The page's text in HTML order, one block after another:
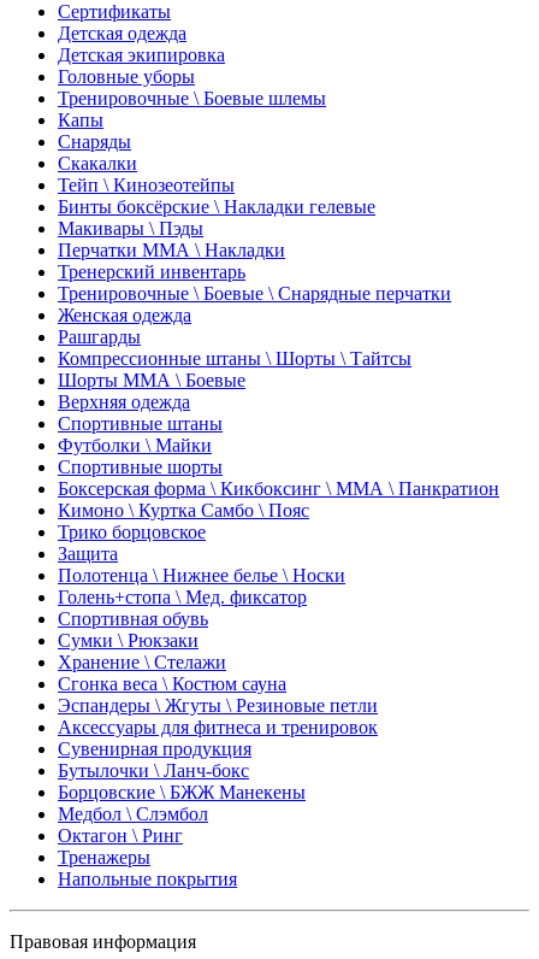
Сертификаты
Детская одежда
Детская экипировка
Головные уборы
Тренировочные \ Боевые шлемы
Капы
Снаряды
Скакалки
Тейп \ Кинозеотейпы
Бинты боксёрские \ Накладки гелевые
Макивары \ Пэды
Перчатки ММА \ Накладки
Тренерский инвентарь
Тренировочные \ Боевые \ Снарядные перчатки
Женская одежда
Рашгарды
Компрессионные штаны \ Шорты \ Тайтсы
Шорты ММА \ Боевые
Верхняя одежда
Спортивные штаны
Футболки \ Майки
Спортивные шорты
Боксерская форма \ Кикбоксинг \ ММА \ Панкратион
Кимоно \ Куртка Самбо \ Пояс
Трико борцовское
Защита
Полотенца \ Нижнее белье \ Носки
Голень+стопа \ Мед. фиксатор
Спортивная обувь
Сумки \ Рюкзаки
Хранение \ Стелажи
Сгонка веса \ Костюм сауна
Эспандеры \ Жгуты \ Резиновые петли
Аксессуары для фитнеса и тренировок
Сувенирная продукция
Бутылочки \ Ланч-бокс
Борцовские \ БЖЖ Манекены
Медбол \ Слэмбол
Октагон \ Ринг
Тренажеры
Напольные покрытия
Правовая информация